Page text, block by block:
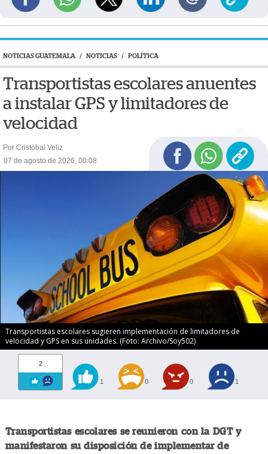
NOTICIAS GUATEMALA / NOTICIAS / POLÍTICA
Transportistas escolares anuentes
a instalar GPS y limitadores de
velocidad
Por Cristóbal Veliz
07 de agosto de 2026, 00:08
Transportistas escolares sugieren implementación de limitadores de
velocidad y GPS en sus unidades. (Foto: Archivo/Soy502)
2
1 0 0 1
Transportistas escolares se reunieron con la DGT y
manifestaron su disposición de implementar de